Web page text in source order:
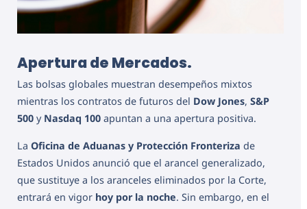
Apertura de Mercados.
Las bolsas globales muestran desempeños mixtos
mientras los contratos de futuros del Dow Jones, S&P
500 y Nasdaq 100 apuntan a una apertura positiva.
La Oficina de Aduanas y Protección Fronteriza de
Estados Unidos anunció que el arancel generalizado,
que sustituye a los aranceles eliminados por la Corte,
entrará en vigor hoy por la noche. Sin embargo, en el